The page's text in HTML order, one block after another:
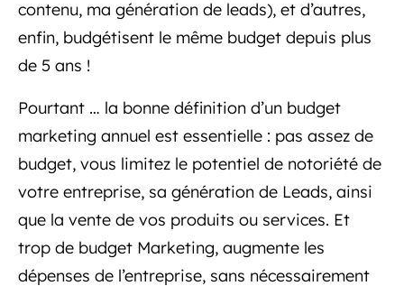
contenu, ma génération de leads), et d’autres,
enfin, budgétisent le même budget depuis plus
de 5 ans !
Pourtant … la bonne définition d’un budget
marketing annuel est essentielle : pas assez de
budget, vous limitez le potentiel de notoriété de
votre entreprise, sa génération de Leads, ainsi
que la vente de vos produits ou services. Et
trop de budget Marketing, augmente les
dépenses de l’entreprise, sans nécessairement